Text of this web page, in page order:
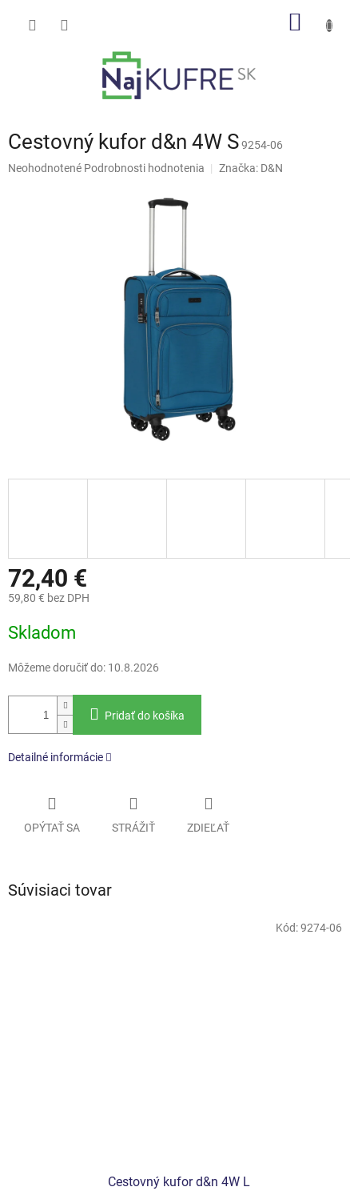
Cestovný kufor d&n 4W S9254-06
Priemerné
Neohodnotené Podrobnosti hodnotenia Značka: D&N
72,40 €
59,80 € bez DPH
cena:
Skladom
Môžeme doručiť do: 10.8.2026
Pridať do košíka
Detailné informácie
OPÝTAŤ SA STRÁŽIŤ ZDIEĽAŤ
Súvisiaci tovar
Cestovný kufor d&n 4W L
Kód:9274-06